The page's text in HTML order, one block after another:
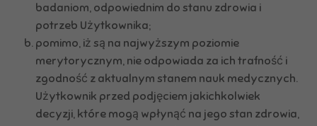
badaniom, odpowiednim do stanu zdrowia i
potrzeb Użytkownika;
pomimo, iż są na najwyższym poziomie
merytorycznym, nie odpowiada za ich trafność i
zgodność z aktualnym stanem nauk medycznych.
Użytkownik przed podjęciem jakichkolwiek
decyzji, które mogą wpłynąć na jego stan zdrowia,